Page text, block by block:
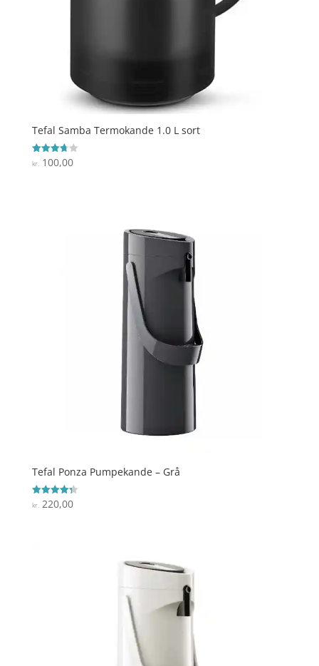
Tefal Samba Termokande 1.0 L sort
Vurderet
3.7
kr.100,00
Tefal Ponza Pumpekande – Grå
Vurderet
4.3
kr.220,00